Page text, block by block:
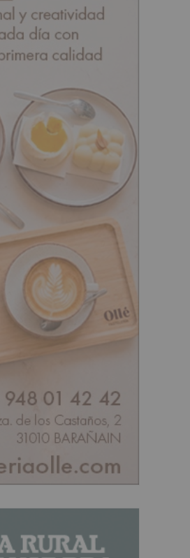
del HUN, Ana Saez; el consejero